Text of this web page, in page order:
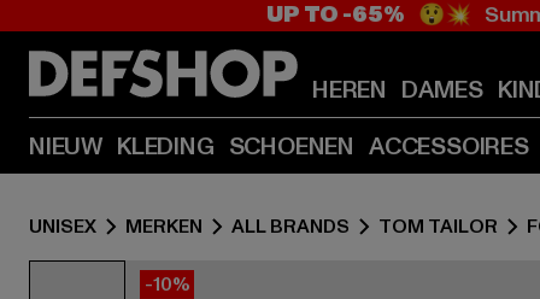
UP TO -65% 😲💥
HEREN DAMES
NIEUW KLEDING SCHOENEN ACCESSOIRES
UNISEX MERKEN ALL BRANDS TOM TAILOR
-10%